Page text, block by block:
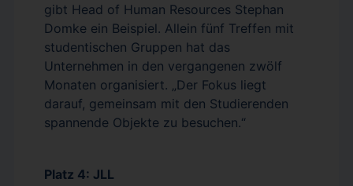
gibt Head of Human Resources Stephan
Domke ein Beispiel. Allein fünf Treffen mit
studentischen Gruppen hat das
Unternehmen in den vergangenen zwölf
Monaten organisiert. „Der Fokus liegt
darauf, gemeinsam mit den Studierenden
spannende Objekte zu besuchen.“
Platz 4: JLL